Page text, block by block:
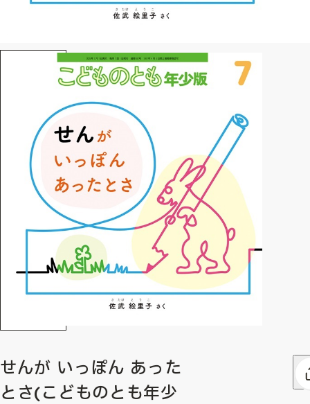
せんが いっぽん あった
とさ(こどものとも年少